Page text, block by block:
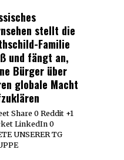
stellt die
Familie
und fängt an,
Bürger über
globale Macht
Share 0 Reddit +1
LinkedIn 0
UNSERER TG